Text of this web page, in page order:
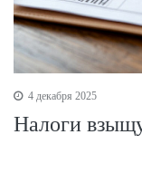
4 декабря 2025
Налоги